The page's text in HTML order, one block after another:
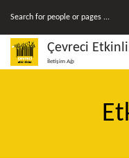
Çevreci
İletişim Ağı